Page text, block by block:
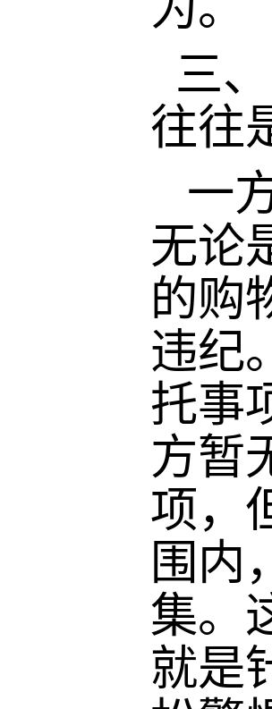
三
往往
一
无论
的购
违纪
托事
方暂
项，
围内
集。
就是